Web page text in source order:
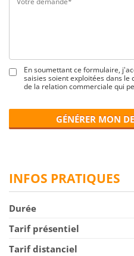
En soumettant ce formulaire,
saisies soient exploitées dans le
de la relation commerciale qui
GÉNÉRER MON
INFOS PRATIQUES
Durée
Tarif présentiel
Tarif distanciel